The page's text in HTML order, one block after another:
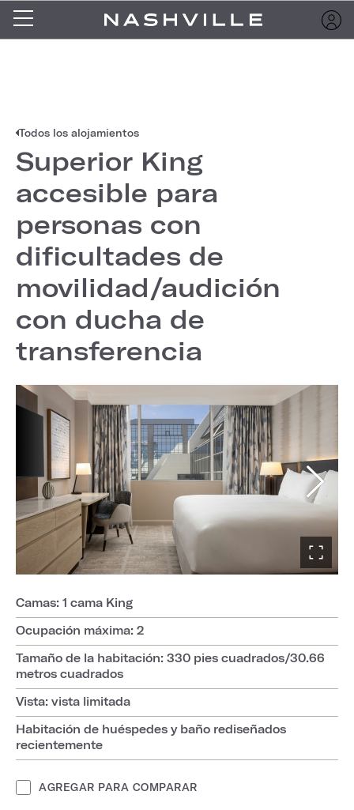
Todos los alojamientos
Superior King
accesible para
personas con
dificultades de
movilidad/audición
con ducha de
transferencia
Camas: 1 cama King
Ocupación máxima: 2
Tamaño de la habitación: 330 pies cuadrados/30.66
metros cuadrados
Vista: vista limitada
Habitación de huéspedes y baño rediseñados
recientemente
AGREGAR PARA COMPARAR